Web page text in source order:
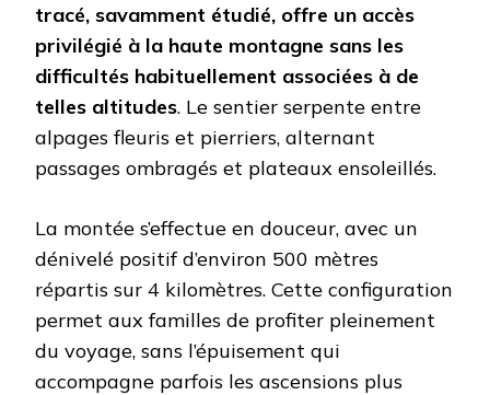
tracé, savamment étudié, offre un accès
privilégié à la haute montagne sans les
difficultés habituellement associées à de
telles altitudes. Le sentier serpente entre
alpages fleuris et pierriers, alternant
passages ombragés et plateaux ensoleillés.
La montée s’effectue en douceur, avec un
dénivelé positif d’environ 500 mètres
répartis sur 4 kilomètres. Cette configuration
permet aux familles de profiter pleinement
du voyage, sans l’épuisement qui
accompagne parfois les ascensions plus